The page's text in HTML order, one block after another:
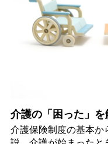
介護の「困った」
介護保険制度の基本か